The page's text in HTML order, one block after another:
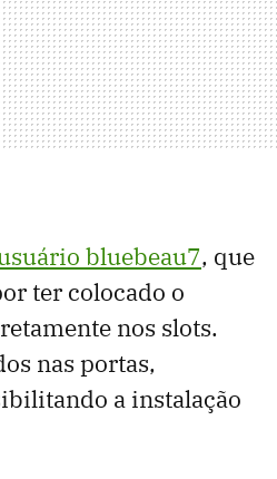
bluebeau7, que
ter colocado o
nos slots.
nas portas,
a instalação